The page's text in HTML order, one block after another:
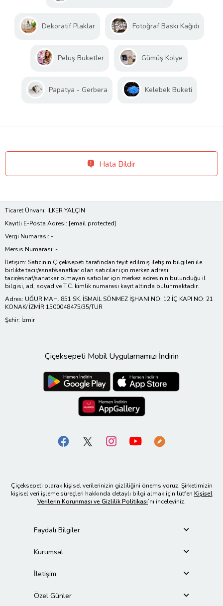
Dekoratif Plaklar Fotoğraf Baskı Kağıdı
Peluş Buketler Gümüş Kolye
Papatya - Gerbera Kelebek Buketi
Hata Bildir
Ticaret Ünvanı: İLKER YALÇIN
Kayıtlı E-Posta Adresi: [email protected]
Vergi Numarası: -
Mersis Numarası: -
İletişim: Satıcının Çiçeksepeti tarafından teyit edilmiş iletişim bilgileri ile
birlikte tacir/esnaf/sanatkar olan satıcılar için merkez adresi;
tacir/esnaf/sanatkar olmayan satıcılar için merkez adresinin bulunduğu il
bilgisi, ad, soyad ve T.C. kimlik numarası kayıt altında bulunmaktadır.
Adres: UĞUR MAH. 851 SK. İSMAİL SÖNMEZ İŞHANI NO: 12 İÇ KAPI NO: 21
KONAK/ İZMİR 1500048475/35/TUR
Şehir: İzmir
Çiçeksepeti Mobil Uygulamamızı İndirin
Çiçeksepeti olarak kişisel verilerinizin gizliliğini önemsiyoruz. Şirketimizin
kişisel veri işleme süreçleri hakkında detaylı bilgi almak için lütfen Kişisel
Verilerin Korunması ve Gizlilik Politikası’nı inceleyiniz.
Faydalı Bilgiler
Kurumsal
İletişim
Özel Günler